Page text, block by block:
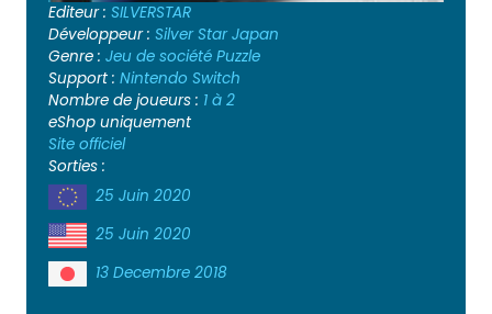
Editeur : SILVERSTAR
Développeur : Silver Star Japan
Genre : Jeu de société Puzzle
Support : Nintendo Switch
Nombre de joueurs : 1 à 2
eShop uniquement
Site officiel
Sorties :
25 Juin 2020
25 Juin 2020
13 Decembre 2018